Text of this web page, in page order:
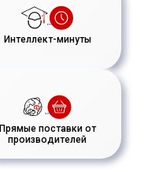
Интеллект-минуты
Прямые поставки от
производителей